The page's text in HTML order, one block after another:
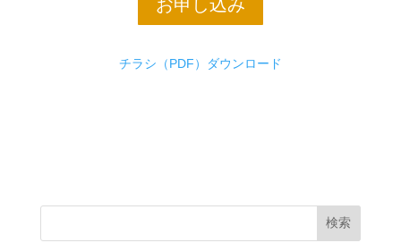
お申し込み
チラシ（PDF）ダウンロード
検索